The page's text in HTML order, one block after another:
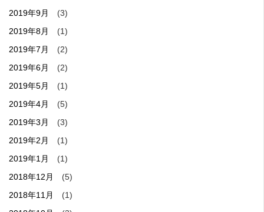
2019年9月
(3)
2019年8月
(1)
2019年7月
(2)
2019年6月
(2)
2019年5月
(1)
2019年4月
(5)
2019年3月
(3)
2019年2月
(1)
2019年1月
(1)
2018年12月
(5)
2018年11月
(1)